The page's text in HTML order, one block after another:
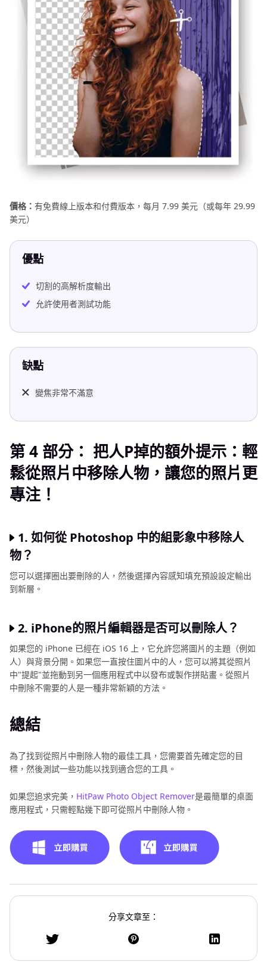
價格： 有免費線上版本和付費版本​​，每月 7.99 美元（或每年 29.99
美元）
優點
切割的高解析度輸出
允許使用者測試功能
缺點
變焦非常不滿意
第 4 部分： 把人P掉的額外提示：輕
鬆從照片中移除人物，讓您的照片更
專注！
1. 如何從 Photoshop 中的組影象中移除人
物？
您可以選擇圈出要刪除的人，然後選擇內容感知填充預設設定輸出
到新層。
2. iPhone的照片編輯器是否可以刪除人？
如果您的 iPhone 已經在 iOS 16 上，它允許您將圖片的主題（例如
人）與背景分開。如果您一直按住圖片中的人，您可以將其從照片
中"提起"並拖動到另一個應用程式中以發布或製作拼貼畫。從照片
中刪除不需要的人是一種非常新穎的方法。
總結
為了找到從照片中刪除人物的最佳工具，您需要首先確定您的目
標，然後測試一些功能以找到適合您的工具。
如果您追求完美， HitPaw Photo Object Remover是最簡單的桌面
應用程式，只需輕點幾下即可從照片中刪除人物。
分享文章至：